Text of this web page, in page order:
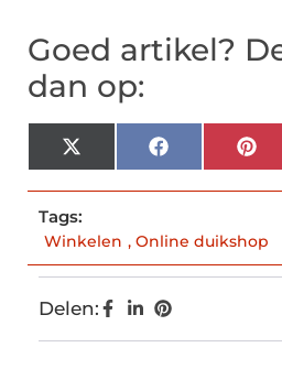
Goed artikel?
dan op:
X
(Twitter)
Facebook
Tags:
Winkelen , Online duikshop
Delen: